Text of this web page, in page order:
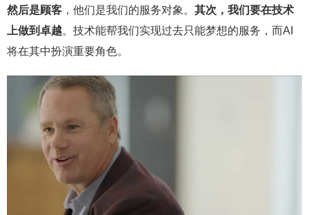
然后是顾客 ，他们是我们的服务对象。 其次，我们要在技术
上做到卓越。技术能帮我们实现过去只能梦想的服务，而AI
将在其中扮演重要角色。